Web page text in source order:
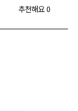
추천해요 0